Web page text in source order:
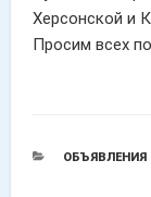
Херсонской и
Просим всех
РУБРИКИ
ОБЪЯВЛЕНИЯ